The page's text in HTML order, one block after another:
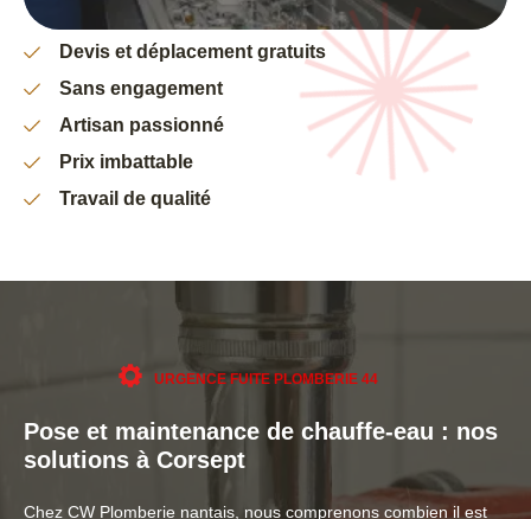
Devis et déplacement gratuits
Sans engagement
Artisan passionné
Prix imbattable
Travail de qualité
URGENCE FUITE PLOMBERIE 44
Pose et maintenance de chauffe-eau : nos
solutions à Corsept
Chez CW Plomberie nantais, nous comprenons combien il est